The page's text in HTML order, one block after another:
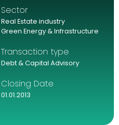
Sector
Real Estate industry
Green Energy & Infrastructure
Transaction type
Debt & Capital Advisory
Closing Date
01.01.2013